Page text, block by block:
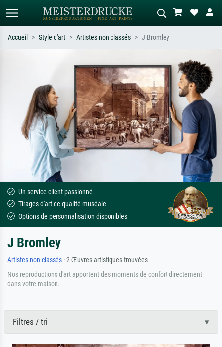
Recherchez par artiste, titre ou style –
ex. Monet, Nuit étoilée,
impressionnisme, vague de Hokusai,
nu.
Décrivez la scène – ex. prairie verte,
abstrait avec beaucoup de rouge,
tableau sombre, nu debout près d'un
arbre.
Accueil Style d'art Artistes non classés J Bromley
Un service client passionné
Tirages d'art de qualité muséale
Options de personnalisation disponibles
J Bromley
Artistes non classés · 2 Œuvres artistiques trouvées
Nos reproductions d'art apportent des moments de confort directement
dans votre maison.
Filtres / tri